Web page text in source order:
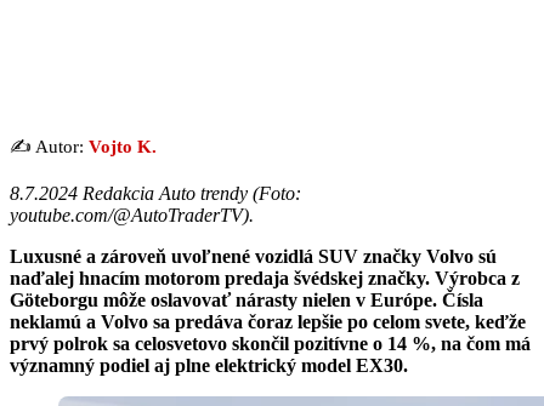
✍️ Autor: Vojto K.
8.7.2024 Redakcia Auto trendy (Foto:
youtube.com/@AutoTraderTV).
Luxusné a zároveň uvoľnené vozidlá SUV značky Volvo sú
naďalej hnacím motorom predaja švédskej značky. Výrobca z
Göteborgu môže oslavovať nárasty nielen v Európe. Čísla
neklamú a Volvo sa predáva čoraz lepšie po celom svete, keďže
prvý polrok sa celosvetovo skončil pozitívne o 14 %, na čom má
významný podiel aj plne elektrický model EX30.